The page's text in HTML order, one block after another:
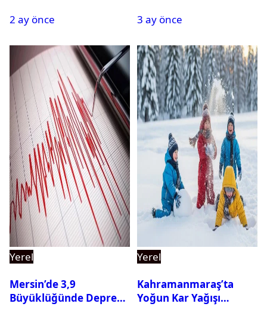
Gözaltına Alındı
2 ay önce
3 ay önce
Yerel
Mersin’de 3,9
Büyüklüğünde Deprem
Yerel
Kahramanmaraş’ta
Yoğun Kar Yağışı